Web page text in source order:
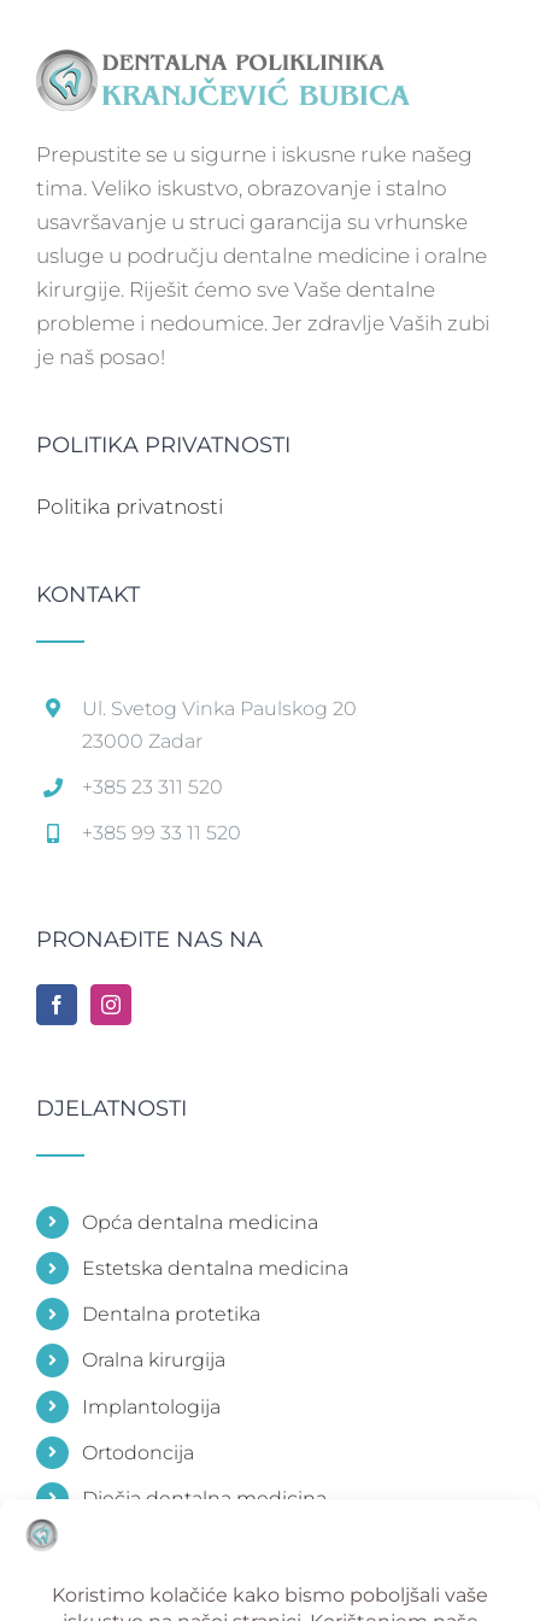
Prepustite se u sigurne i iskusne ruke našeg
tima. Veliko iskustvo, obrazovanje i stalno
usavršavanje u struci garancija su vrhunske
usluge u području dentalne medicine i oralne
kirurgije. Riješit ćemo sve Vaše dentalne
probleme i nedoumice. Jer zdravlje Vaših zubi
je naš posao!
POLITIKA PRIVATNOSTI
Politika privatnosti
KONTAKT
Ul. Svetog Vinka Paulskog 20
23000 Zadar
+385 23 311 520
+385 99 33 11 520
PRONAĐITE NAS NA
DJELATNOSTI
Opća dentalna medicina
Estetska dentalna medicina
Dentalna protetika
Oralna kirurgija
Implantologija
Ortodoncija
Dječja dentalna medicina
Estetika lica i vrata